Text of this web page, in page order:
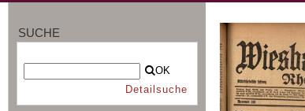
SUCHE
OK
Detailsuche